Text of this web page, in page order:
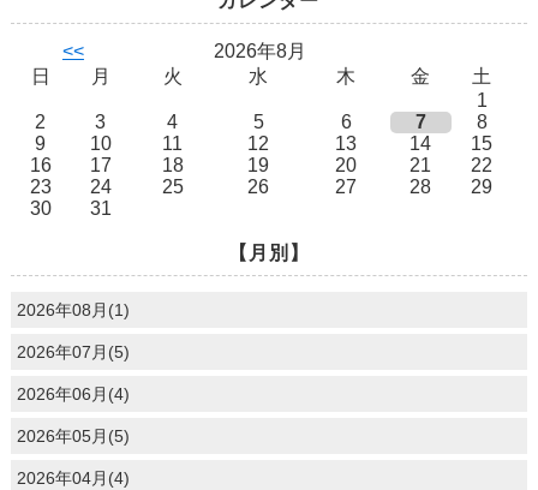
<<
2026年8月
日
月 火 水 木 金
土
1
2
3 4 5 6 7
8
9
10 11 12 13 14
15
16
17 18 19 20 21
22
23
24 25 26 27 28
29
30
31
【月別】
2026年08月(1)
2026年07月(5)
2026年06月(4)
2026年05月(5)
2026年04月(4)